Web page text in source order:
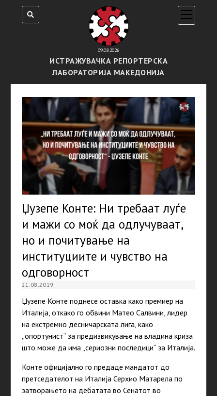
09.08.2026
ИСТРАЖУВАЧКА РЕПОРТЕРСКА
ЛАБОРАТОРИЈА МАКЕДОНИЈА
open
menu
Џузепе Конте: Ни требаат луѓе
и мажи со моќ да одлучуваат,
но и почитување на
институциите и чувство на
одговорност
21.08.2019
Џузепе Конте поднесе оставка како премиер на
Италија, откако го обвини Матео Салвини, лидер
на екстремно десничарската лига, како
„опортунист“ за предизвикување на владина криза
што може да има „сериозни последици“ за Италија.
Конте официјално го предаде мандатот до
претседателот на Италија Серхио Матарела по
затворањето на дебатата во Сенатот во